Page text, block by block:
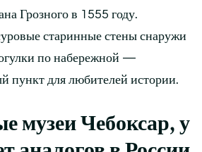
Грозного в 1555 году.
старинные стены снаружи
по набережной —
пункт для любителей истории.
музеи Чебоксар, у